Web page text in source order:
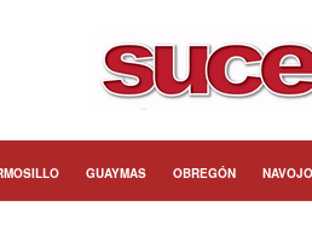
GUAYMAS OBREGÓN